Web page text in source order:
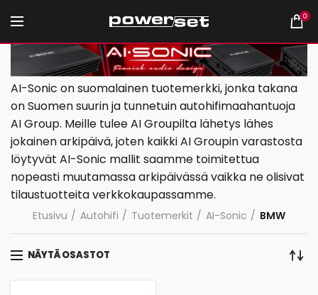
0
AI-Sonic on suomalainen tuotemerkki, jonka takana
on Suomen suurin ja tunnetuin autohifimaahantuoja
AI Group. Meille tulee AI Groupilta lähetys lähes
jokainen arkipäivä, joten kaikki AI Groupin varastosta
löytyvät AI-Sonic mallit saamme toimitettua
nopeasti muutamassa arkipäivässä vaikka ne olisivat
tilaustuotteita verkkokaupassamme.
Etusivu Autohifi Tuotemerkit AI-Sonic BMW
NÄYTÄ OSASTOT